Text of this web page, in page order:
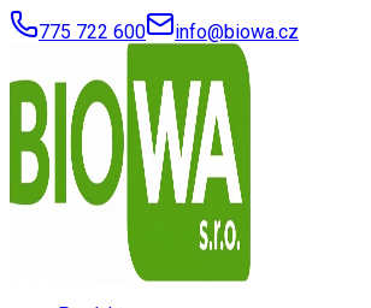
775 722 600 info@biowa.cz